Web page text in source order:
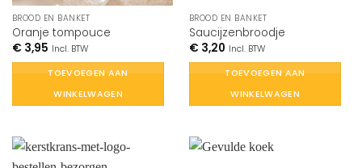
BROOD EN BANKET
Oranje tompouce
€3,95 Incl. BTW
TOEVOEGEN AAN
WINKELWAGEN
BROOD EN BANKET
Saucijzenbroodje
€3,20 Incl. BTW
TOEVOEGEN AAN
WINKELWAGEN